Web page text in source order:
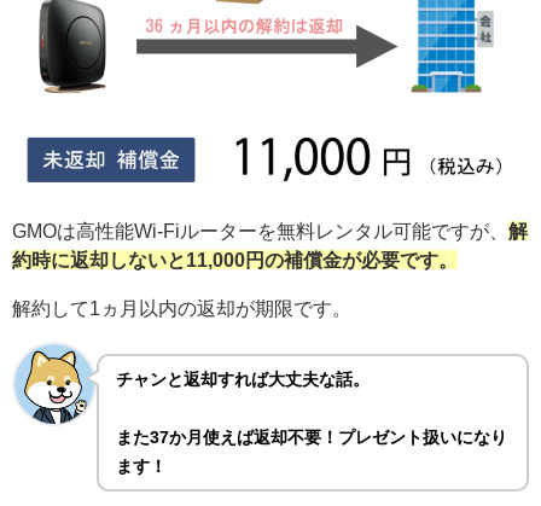
GMOは高性能Wi-Fiルーターを無料レンタル可能ですが、 解
約時に返却しないと11,000円の補償金が必要です。
解約して1ヵ月以内の返却が期限です。
チャンと返却すれば大丈夫な話。
また37か月使えば返却不要！プレゼント扱いになり
ます！